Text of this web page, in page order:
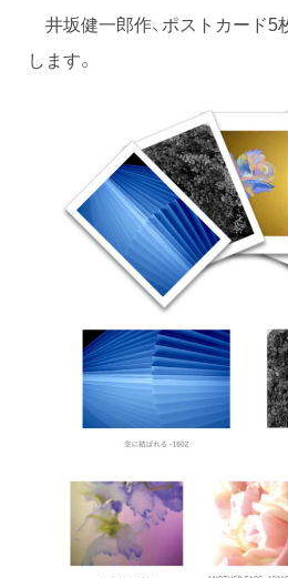
井坂健一郎作、ポストカード5
します。